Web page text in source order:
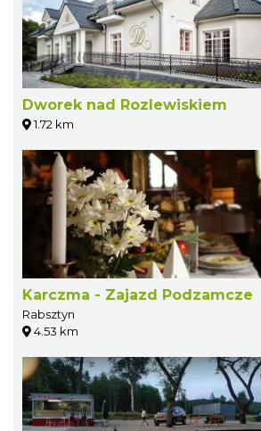
Dworek nad Rozlewiskiem
1.72 km
Karczma - Zajazd Podzamcze
Rabsztyn
4.53 km